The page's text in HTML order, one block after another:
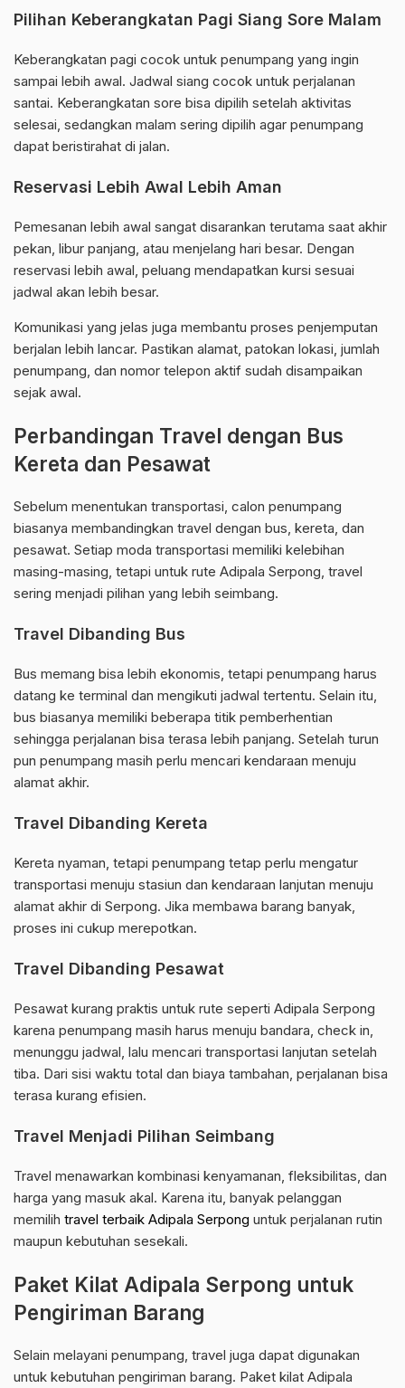
Pilihan Keberangkatan Pagi Siang Sore Malam
Keberangkatan pagi cocok untuk penumpang yang ingin
sampai lebih awal. Jadwal siang cocok untuk perjalanan
santai. Keberangkatan sore bisa dipilih setelah aktivitas
selesai, sedangkan malam sering dipilih agar penumpang
dapat beristirahat di jalan.
Reservasi Lebih Awal Lebih Aman
Pemesanan lebih awal sangat disarankan terutama saat akhir
pekan, libur panjang, atau menjelang hari besar. Dengan
reservasi lebih awal, peluang mendapatkan kursi sesuai
jadwal akan lebih besar.
Komunikasi yang jelas juga membantu proses penjemputan
berjalan lebih lancar. Pastikan alamat, patokan lokasi, jumlah
penumpang, dan nomor telepon aktif sudah disampaikan
sejak awal.
Perbandingan Travel dengan Bus
Kereta dan Pesawat
Sebelum menentukan transportasi, calon penumpang
biasanya membandingkan travel dengan bus, kereta, dan
pesawat. Setiap moda transportasi memiliki kelebihan
masing-masing, tetapi untuk rute Adipala Serpong, travel
sering menjadi pilihan yang lebih seimbang.
Travel Dibanding Bus
Bus memang bisa lebih ekonomis, tetapi penumpang harus
datang ke terminal dan mengikuti jadwal tertentu. Selain itu,
bus biasanya memiliki beberapa titik pemberhentian
sehingga perjalanan bisa terasa lebih panjang. Setelah turun
pun penumpang masih perlu mencari kendaraan menuju
alamat akhir.
Travel Dibanding Kereta
Kereta nyaman, tetapi penumpang tetap perlu mengatur
transportasi menuju stasiun dan kendaraan lanjutan menuju
alamat akhir di Serpong. Jika membawa barang banyak,
proses ini cukup merepotkan.
Travel Dibanding Pesawat
Pesawat kurang praktis untuk rute seperti Adipala Serpong
karena penumpang masih harus menuju bandara, check in,
menunggu jadwal, lalu mencari transportasi lanjutan setelah
tiba. Dari sisi waktu total dan biaya tambahan, perjalanan bisa
terasa kurang efisien.
Travel Menjadi Pilihan Seimbang
Travel menawarkan kombinasi kenyamanan, fleksibilitas, dan
harga yang masuk akal. Karena itu, banyak pelanggan
memilih travel terbaik Adipala Serpong untuk perjalanan rutin
maupun kebutuhan sesekali.
Paket Kilat Adipala Serpong untuk
Pengiriman Barang
Selain melayani penumpang, travel juga dapat digunakan
untuk kebutuhan pengiriman barang. Paket kilat Adipala